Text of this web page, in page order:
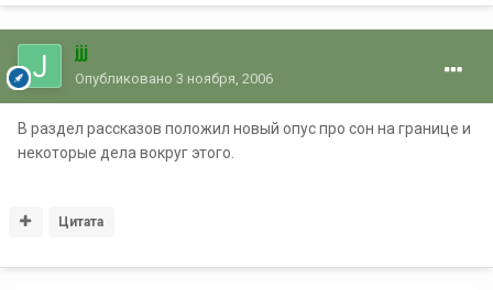
jjj
Опубликовано 3 ноября, 2006
В раздел рассказов положил новый опус про сон на границе и
некоторые дела вокруг этого.
Цитата